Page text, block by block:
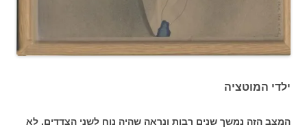
ילדי המוטציה
המצב הזה נמשך שנים רבות ונראה שהיה נוח לשני הצדדים. לא